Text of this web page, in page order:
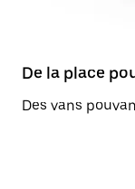
De la place
Des vans